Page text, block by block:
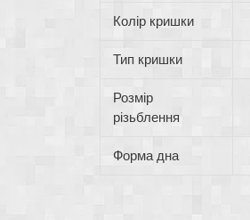
Колір кришки
Тип кришки
Розмір
різьблення
Форма дна